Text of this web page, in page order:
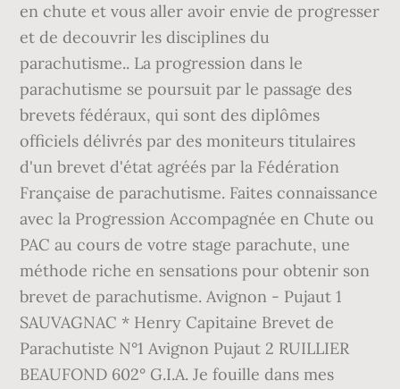
en chute et vous aller avoir envie de progresser
et de decouvrir les disciplines du
parachutisme.. La progression dans le
parachutisme se poursuit par le passage des
brevets fédéraux, qui sont des diplômes
officiels délivrés par des moniteurs titulaires
d'un brevet d'état agréés par la Fédération
Française de parachutisme. Faites connaissance
avec la Progression Accompagnée en Chute ou
PAC au cours de votre stage parachute, une
méthode riche en sensations pour obtenir son
brevet de parachutisme. Avignon - Pujaut 1
SAUVAGNAC * Henry Capitaine Brevet de
Parachutiste N°1 Avignon Pujaut 2 RUILLIER
BEAUFOND 602° G.I.A. Je fouille dans mes